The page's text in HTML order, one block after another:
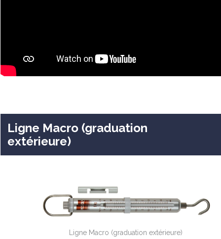
Ligne Macro (graduation
extérieure)
Ligne Macro (graduation extérieure)